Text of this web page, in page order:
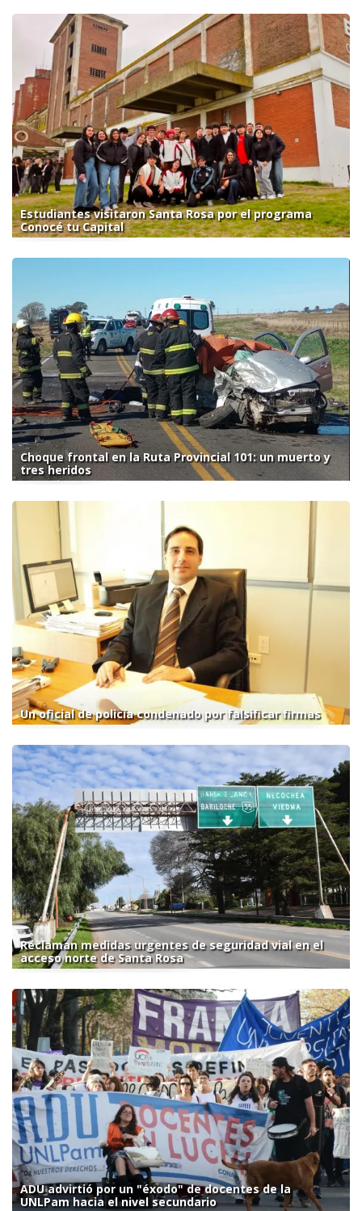
Estudiantes visitaron Santa Rosa por el programa
Conocé tu Capital
Choque frontal en la Ruta Provincial 101: un muerto y
tres heridos
Un oficial de policía condenado por falsificar firmas
Reclaman medidas urgentes de seguridad vial en el
acceso norte de Santa Rosa
ADU advirtió por un "éxodo" de docentes de la
UNLPam hacia el nivel secundario